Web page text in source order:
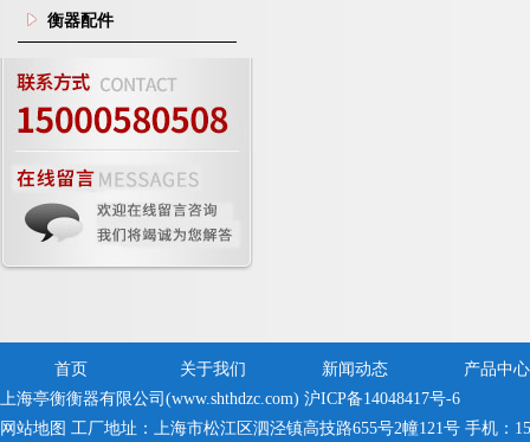
衡器配件
首页 关于我们 新闻动态
产品中心
上海亭衡衡器有限公司(www.shthdzc.com) 沪ICP备14048417号-6
网站地图 工厂地址：上海市松江区泗泾镇高技路655号2幢121号 手机：